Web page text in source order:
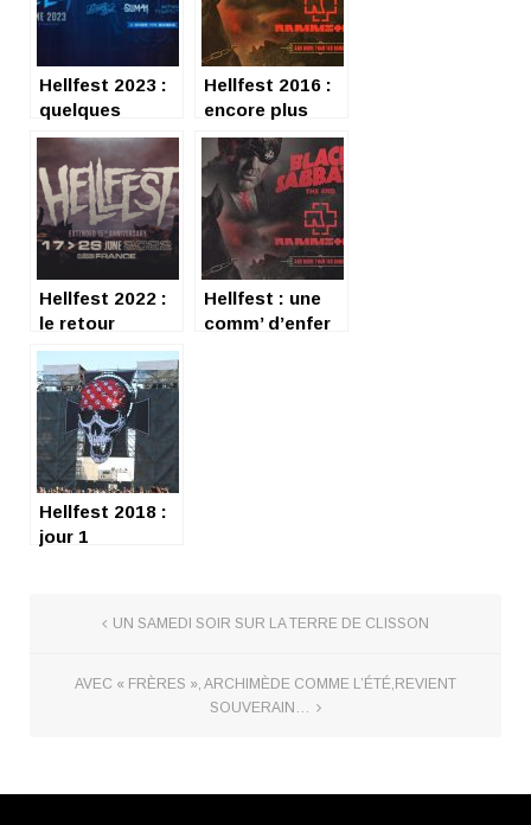
Hellfest 2023 :
quelques
chiffres pour se
mettre en
appétit
Hellfest 2016 :
encore plus
fort !
Hellfest 2022 :
le retour
flamboyant
Hellfest : une
comm’ d’enfer
Hellfest 2018 :
jour 1
UN SAMEDI SOIR SUR LA TERRE DE CLISSON
AVEC « FRÈRES », ARCHIMÈDE COMME L’ÉTÉ,REVIENT
SOUVERAIN…